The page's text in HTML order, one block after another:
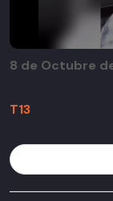
T13
8 de Octubre